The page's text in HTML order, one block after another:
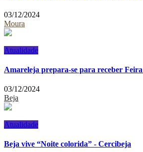
03/12/2024
Moura
Atualidade
Amareleja prepara-se para receber
03/12/2024
Beja
Atualidade
Beja vive “Noite colorida” - Cercibeja